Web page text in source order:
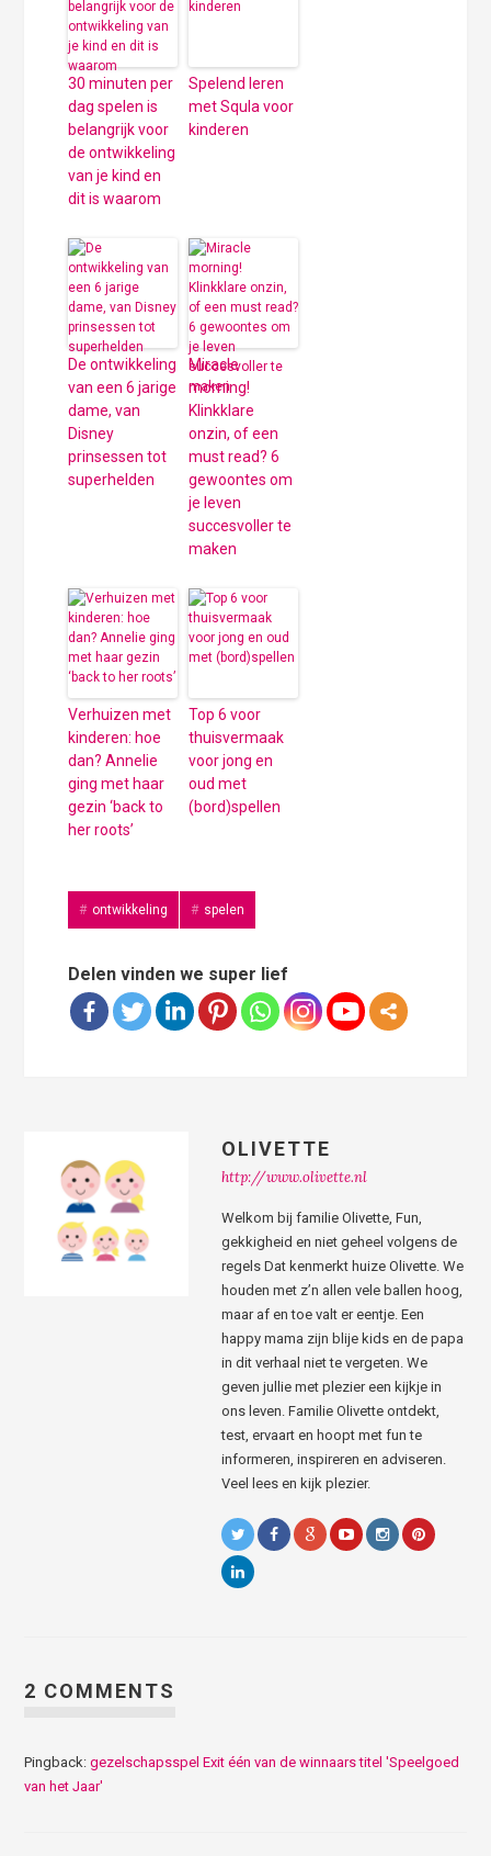
30 minuten per
dag spelen is
belangrijk voor
de ontwikkeling
van je kind en
dit is waarom
Spelend leren
met Squla voor
kinderen
De ontwikkeling
van een 6 jarige
dame, van
Disney
prinsessen tot
superhelden
Miracle
morning!
Klinkklare
onzin, of een
must read? 6
gewoontes om
je leven
succesvoller te
maken
Verhuizen met
kinderen: hoe
dan? Annelie
ging met haar
gezin ‘back to
her roots’
Top 6 voor
thuisvermaak
voor jong en
oud met
(bord)spellen
ontwikkeling spelen
Delen vinden we super lief
OLIVETTE
http://www.olivette.nl
Welkom bij familie Olivette, Fun,
gekkigheid en niet geheel volgens de
regels Dat kenmerkt huize Olivette. We
houden met z’n allen vele ballen hoog,
maar af en toe valt er eentje. Een
happy mama zijn blije kids en de papa
in dit verhaal niet te vergeten. We
geven jullie met plezier een kijkje in
ons leven. Familie Olivette ontdekt,
test, ervaart en hoopt met fun te
informeren, inspireren en adviseren.
Veel lees en kijk plezier.
2 COMMENTS
Pingback:gezelschapsspel Exit één van de winnaars titel 'Speelgoed
van het Jaar'